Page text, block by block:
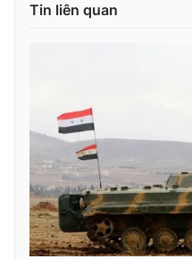
VTV9
Liên hệ tòa soạn
Tin liên quan